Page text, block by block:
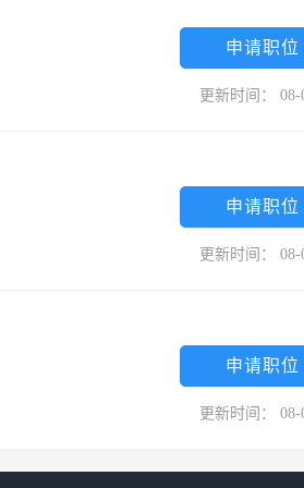
申请职位
更新时间： 08-
申请职位
更新时间： 08-
申请职位
更新时间： 08-